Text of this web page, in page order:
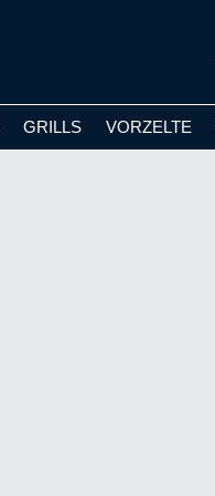
GRILLS VORZELTE